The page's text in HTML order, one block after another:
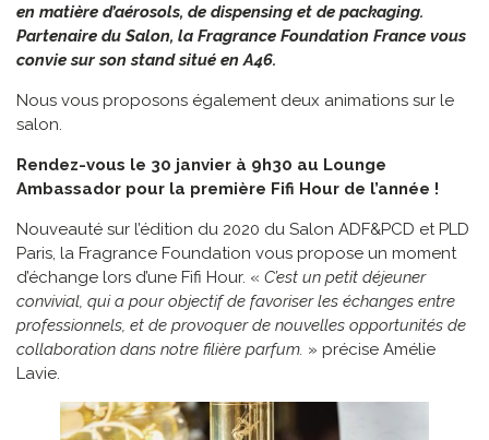
en matière d’aérosols, de dispensing et de packaging.
Partenaire du Salon, la Fragrance Foundation France vous
convie sur son stand situé en A46.
Nous vous proposons également deux animations sur le
salon.
Rendez-vous le 30 janvier à 9h30 au Lounge
Ambassador pour la première Fifi Hour de l’année !
Nouveauté sur l’édition du 2020 du Salon ADF&PCD et PLD
Paris, la Fragrance Foundation vous propose un moment
d’échange lors d’une Fifi Hour. « C’est un petit déjeuner
convivial, qui a pour objectif de favoriser les échanges entre
professionnels, et de provoquer de nouvelles opportunités de
collaboration dans notre filière parfum. » précise Amélie
Lavie.